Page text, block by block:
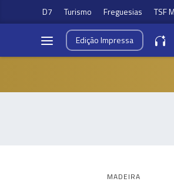
D7 Turismo Freguesias TSF
EdiçãoImpressa
MADEIRA